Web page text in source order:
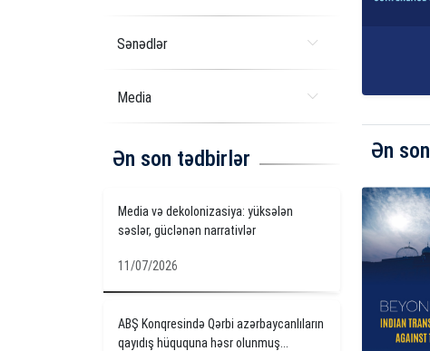
Sənədlər
Media
Ən son tədbirlər
Media və dekolonizasiya: yüksələn
səslər, güclənən narrativlər
11/07/2026
ABŞ Konqresində Qərbi azərbaycanlıların
qayıdış hüququna həsr olunmuş...
Ən